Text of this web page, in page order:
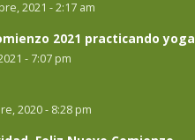
2021 - 2:17 am
2021 practicando yoga
- 7:07 pm
2020 - 8:28 pm